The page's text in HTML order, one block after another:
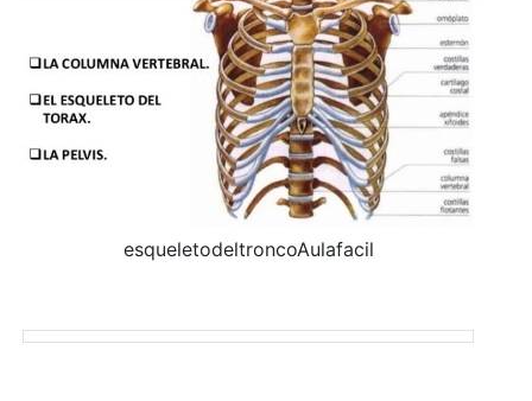
esqueletodeltroncoAulafacil